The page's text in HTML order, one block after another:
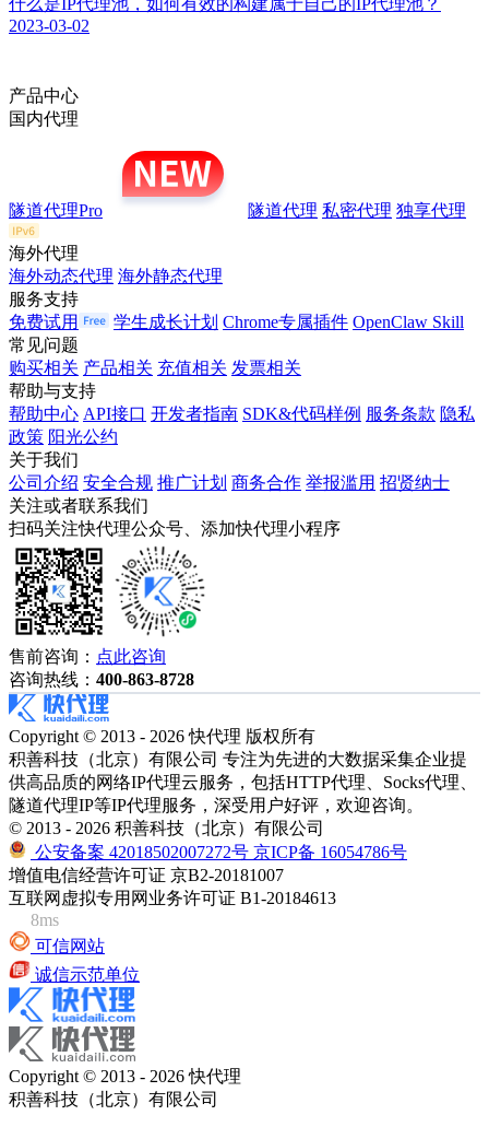
什么是IP代理池，如何有效的构建属于自己的IP代理池？
2023-03-02
产品中心
国内代理
隧道代理Pro 隧道代理 私密代理 独享代理
海外代理
海外动态代理 海外静态代理
服务支持
免费试用
学生成长计划 Chrome专属插件 OpenClaw Skill
常见问题
购买相关 产品相关 充值相关 发票相关
帮助与支持
帮助中心 API接口 开发者指南 SDK&代码样例 服务条款 隐私
政策 阳光公约
关于我们
公司介绍 安全合规 推广计划 商务合作 举报滥用 招贤纳士
关注或者联系我们
扫码关注快代理公众号、添加快代理小程序
售前咨询： 点此咨询
咨询热线： 400-863-8728
Copyright © 2013 - 2026 快代理 版权所有
积善科技（北京）有限公司 专注为先进的大数据采集企业提
供高品质的网络IP代理云服务，包括HTTP代理、Socks代理、
隧道代理IP等IP代理服务，深受用户好评，欢迎咨询。
© 2013 - 2026 积善科技（北京）有限公司
公安备案 42018502007272号 京ICP备 16054786号
增值电信经营许可证 京B2-20181007
互联网虚拟专用网业务许可证 B1-20184613
8ms
可信网站
诚信示范单位
Copyright © 2013 - 2026 快代理
积善科技（北京）有限公司